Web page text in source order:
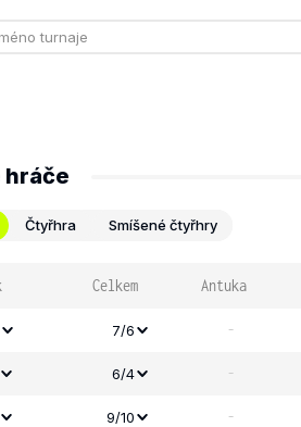
hráče
Čtyřhra Smíšené čtyřhry
Celkem Antuka
7/6 -
6/4 -
9/10 -